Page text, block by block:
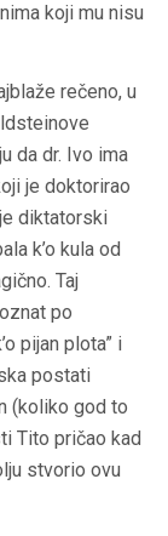
koji mu nisu
rečeno, u
da dr. Ivo ima
je doktorirao
diktatorski
k’o kula od
Taj
po
pijan plota” i
postati
(koliko god to
Tito pričao kad
stvorio ovu